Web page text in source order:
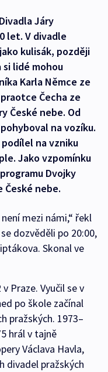
Járy
let. V divadle
kulisák, později
si lidé mohou
Karla Němce ze
Čecha ze
České nebe. Od
na vozíku.
na vzniku
Jako vzpomínku
Dvojky
České nebe.
mezi námi,“ řekl
dozvěděli po 20:00,
Skonal ve
Praze. Vyučil se v
po škole začínal
pražských. 1973–
hrál v tajně
Václava Havla,
divadel pražských